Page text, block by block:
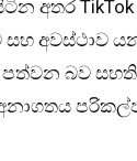
අතර
අවස්ථාව
බව